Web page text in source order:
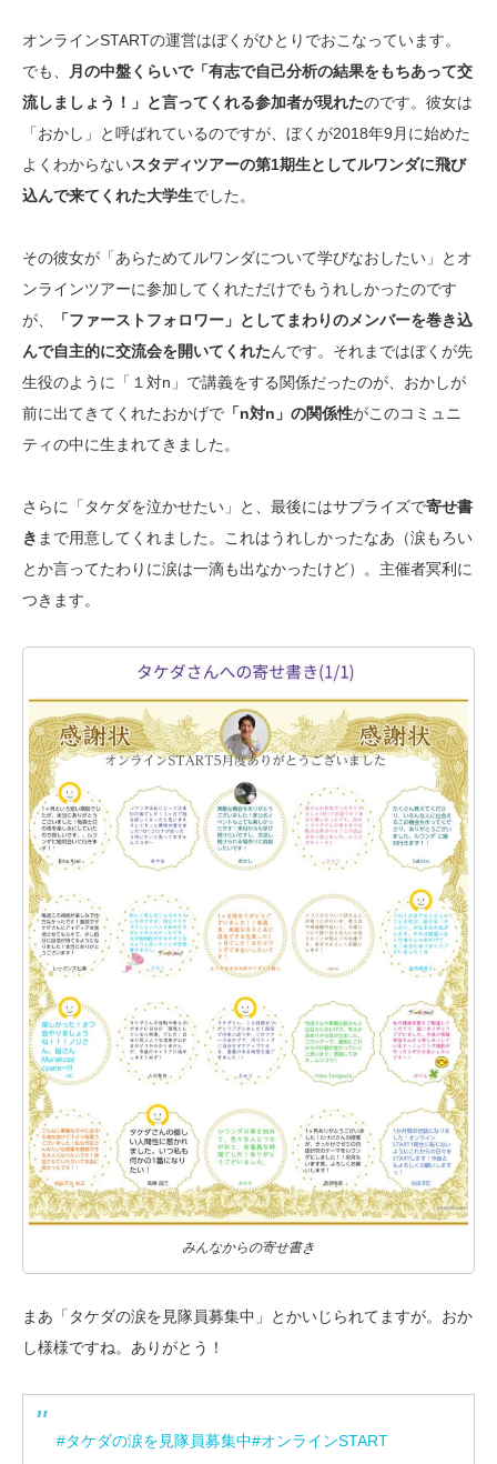
オンラインSTARTの運営はぼくがひとりでおこなっています。
でも、
月の中盤くらいで「有志で自己分析の結果をもちあって交
流しましょう！」と言ってくれる参加者が現れたのです。彼女は
「おかし」と呼ばれているのですが、ぼくが2018年9月に始めた
よくわからないスタディツアーの第1期生としてルワンダに飛び
込んで来てくれた大学生でした。
その彼女が「あらためてルワンダについて学びなおしたい」とオ
ンラインツアーに参加してくれただけでもうれしかったのです
が、
「ファーストフォロワー」としてまわりのメンバーを巻き込
んで自主的に交流会を開いてくれたんです。それまではぼくが先
生役のように「１対n」で講義をする関係だったのが、おかしが
前に出てきてくれたおかげで 「n対n」の関係性がこのコミュニ
ティの中に生まれてきました。
さらに「タケダを泣かせたい」と、最後にはサプライズで寄せ書
き まで用意してくれました。これはうれしかったなあ（涙もろい
とか言ってたわりに涙は一滴も出なかったけど）。主催者冥利に
つきます。
みんなからの寄せ書き
まあ「タケダの涙を見隊員募集中」とかいじられてますが。おか
し様様ですね。ありがとう！
#タケダの涙を見隊員募集中#オンラインSTART